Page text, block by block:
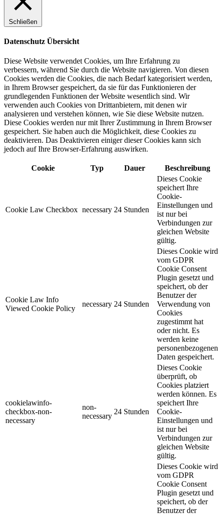
Schließen
Datenschutz Übersicht
Diese Website verwendet Cookies, um Ihre Erfahrung zu
verbessern, während Sie durch die Website navigieren. Von diesen
Cookies werden die Cookies, die nach Bedarf kategorisiert werden,
in Ihrem Browser gespeichert, da sie für das Funktionieren der
grundlegenden Funktionen der Website wesentlich sind. Wir
verwenden auch Cookies von Drittanbietern, mit denen wir
analysieren und verstehen können, wie Sie diese Website nutzen.
Diese Cookies werden nur mit Ihrer Zustimmung in Ihrem Browser
gespeichert. Sie haben auch die Möglichkeit, diese Cookies zu
deaktivieren. Das Deaktivieren einiger dieser Cookies kann sich
jedoch auf Ihre Browser-Erfahrung auswirken.
Cookie Typ Dauer Beschreibung
Cookie Law Checkbox necessary 24 Stunden
Dieses Cookie
speichert Ihre
Cookie-
Einstellungen und
ist nur bei
Verbindungen zur
gleichen Website
gültig.
Cookie Law Info
Viewed Cookie Policy
necessary 24 Stunden
Dieses Cookie wird
vom GDPR
Cookie Consent
Plugin gesetzt und
speichert, ob der
Benutzer der
Verwendung von
Cookies
zugestimmt hat
oder nicht. Es
werden keine
personenbezogenen
Daten gespeichert.
cookielawinfo-
checkbox-non-
necessary
non-
necessary
24 Stunden
Dieses Cookie
überprüft, ob
Cookies platziert
werden können. Es
speichert Ihre
Cookie-
Einstellungen und
ist nur bei
Verbindungen zur
gleichen Website
gültig.
Dieses Cookie wird
vom GDPR
Cookie Consent
Plugin gesetzt und
speichert, ob der
Benutzer der